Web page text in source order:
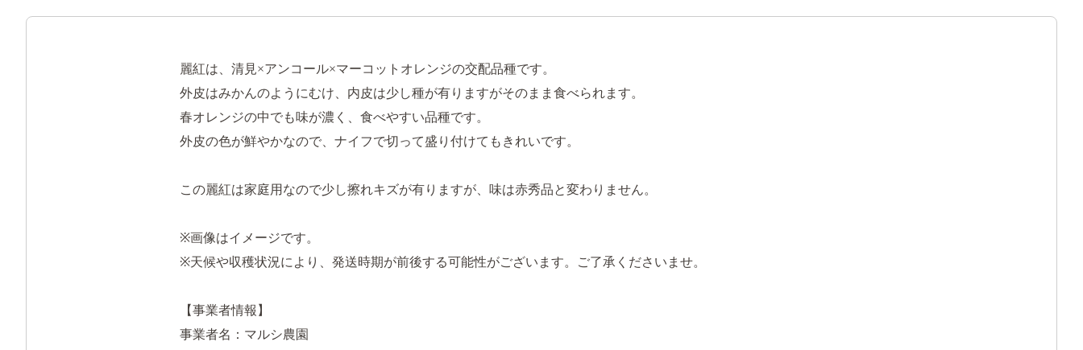
麗紅は、清見×アンコール×マーコットオレンジの交配品種です。
外皮はみかんのようにむけ、内皮は少し種が有りますがそのまま食べられます。
春オレンジの中でも味が濃く、食べやすい品種です。
外皮の色が鮮やかなので、ナイフで切って盛り付けてもきれいです。
この麗紅は家庭用なので少し擦れキズが有りますが、味は赤秀品と変わりません。
※画像はイメージです。
※天候や収穫状況により、発送時期が前後する可能性がございます。ご了承くださいませ。
【事業者情報】
事業者名：マルシ農園